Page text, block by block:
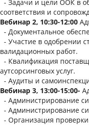
- Задачи и цели ООК в
соответствия и
Вебинар 2, 10:30-12:00
- Документальное
- Участие в одобрении
валидационных работ.
- Квалификация
аутсорсинговых услуг.
- Аудиты и
Вебинар 3, 13:00-15:00-
- Администрирование
- Администрирование
- Организация